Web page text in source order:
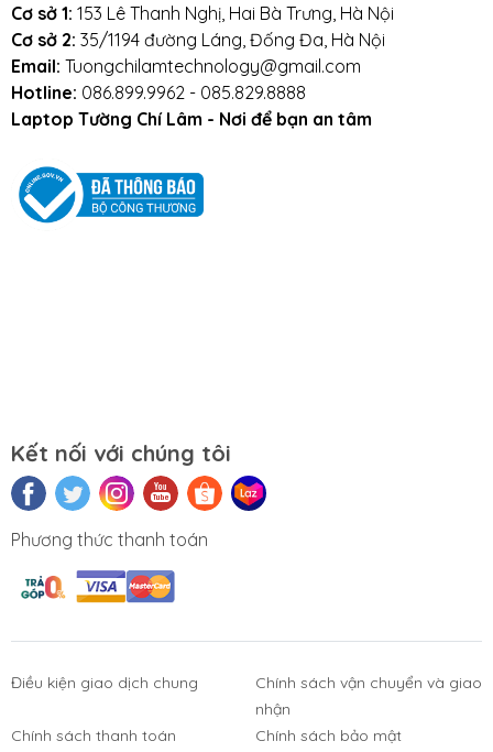
Nghe
Thiết Bị Điện
Cơ sở 1: 153 Lê Thanh Nghị, Hai Bà Trưng, Hà Nội
Cơ sở 2: 35/1194 đường Láng, Đống Đa, Hà Nội
Email: Tuongchilamtechnology@gmail.com
Hotline: 086.899.9962 - 085.829.8888
Laptop Tường Chí Lâm - Nơi để bạn an tâm
Kết nối với chúng tôi
Phương thức thanh toán
Điều kiện giao dịch chung
Chính sách vận chuyển và giao
nhận
Chính sách thanh toán
Chính sách bảo mật